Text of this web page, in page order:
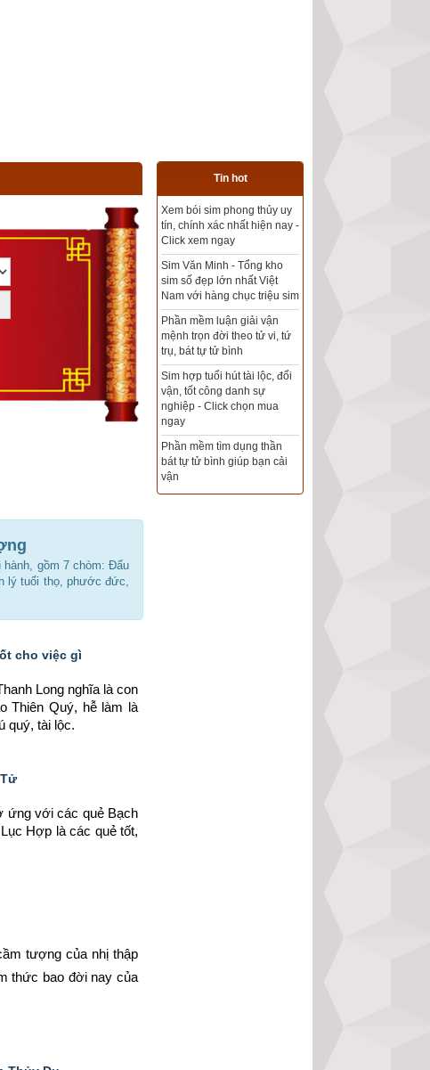
gồm 7 chòm: Đẩu
lý tuổi thọ, phước đức,
cho việc gì
Long nghĩa là con
Thiên Quý, hễ làm là
quý, tài lộc.
ứng với các quẻ Bạch
Hợp là các quẻ tốt,
tượng của nhị thập
thức bao đời nay của
Tin hot
Tổng kho sim phong thủy -
Sim hợp tuổi - Sim hợp
Xem bói sim phong thủy
theo khoa học tử vi, tứ trụ
chính xác nhất
Mua sim Thần tài, Thần tài
theo bạn! Giao sim miễn phí
Xem ngày đẹp - chọn ngày
tốt khởi sự theo kinh dịch
chính xác nhất
Tổng Kho Sim Năm sinh 0x -
9x - 8x -7x -6x giá rẻ nhất thị
trường - Click xem ngay